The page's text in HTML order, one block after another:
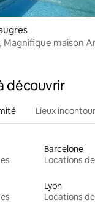
Magnifique maison
découvrir
Lieux
Barcelone
Locations
Lyon
Locations